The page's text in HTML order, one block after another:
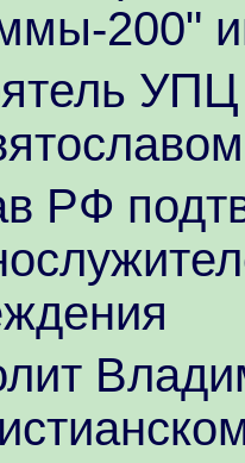
200"
УПЦ
РФ